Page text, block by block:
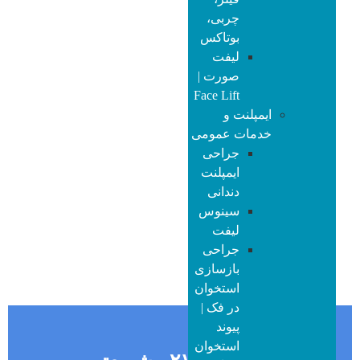
چربی،
بوتاکس
لیفت
صورت |
Face Lift
ایمپلنت و
خدمات عمومی
جراحی
ایمپلنت
دندانی
سینوس
لیفت
جراحی
بازسازی
استخوان
در فک |
پیوند
استخوان
در صورتیکه دردهای ناحیه فک و مفصل گیجگاهی فکی دارید، جهت
ویزیت با متخصص جراح فک و صورت و بررسی شرایط خود، با
پذیرش در تماس باشید.